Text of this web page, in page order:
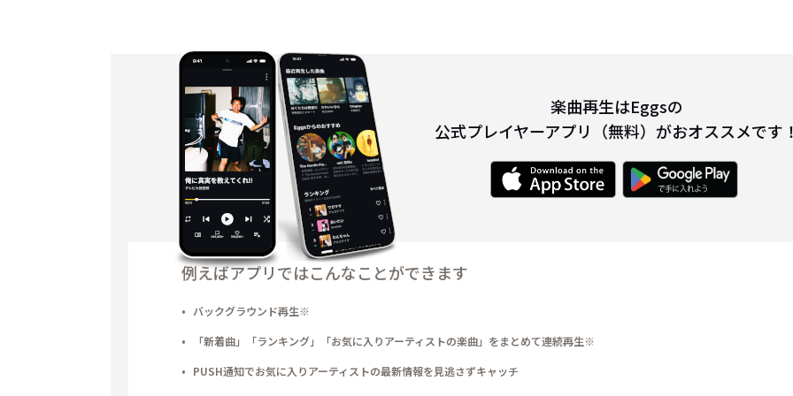
楽曲再生はEggsの
公式プレイヤーアプリ（無料）がおオススメです
例えばアプリではこんなことができます
バックグラウンド再生※
「新着曲」「ランキング」「お気に入りアーティストの楽曲」をまとめて連続再生※
PUSH通知でお気に入りアーティストの最新情報を見逃さずキャッチ